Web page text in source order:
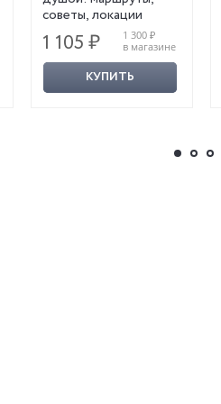
советы, локации
1 105 ₽
1 300 ₽
в магазине
КУПИТЬ